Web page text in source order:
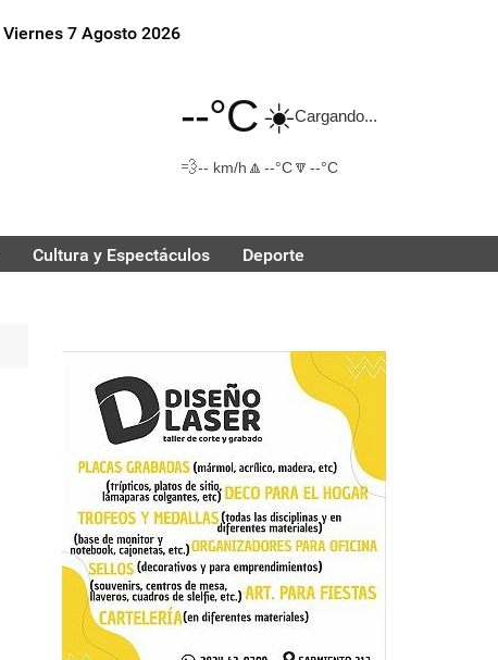
Viernes 7 Agosto 2026
--°C☀️Cargando...
💨-- km/h 🔼 --°C🔽 --°C
Cultura y Espectáculos Deporte